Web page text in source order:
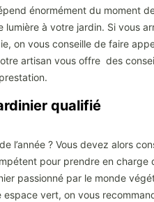
énormément du moment
à votre jardin. Si vous
on vous conseille de faire
artisan vous offre des
qualifié
l’année ? Vous devez alors
pour prendre en
passionné par le monde
vert, on vous